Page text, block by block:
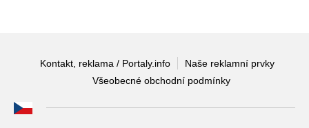
Kontakt, reklama / Portaly.info
Naše reklamní prvky
Všeobecné obchodní podmínky